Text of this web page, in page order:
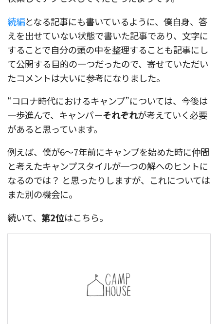
続編となる記事にも書いているように、僕自身、答
えを出せていない状態で書いた記事であり、文字に
することで自分の頭の中を整理することも記事にし
て公開する目的の一つだったので、寄せていただい
たコメントは大いに参考になりました。
“コロナ時代におけるキャンプ”については、今後は
一歩進んで、キャンパーそれぞれが考えていく必要
があると思っています。
例えば、僕が6〜7年前にキャンプを始めた時に仲間
と考えたキャンプスタイルが一つの解へのヒントに
なるのでは？ と思ったりしますが、これについては
また別の機会に。
続いて、 第2位はこちら。